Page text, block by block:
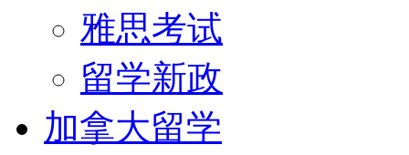
雅思考试
留学新政
加拿大留学